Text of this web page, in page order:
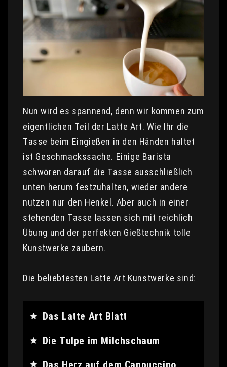
Nun wird es spannend, denn wir kommen zum
eigentlichen Teil der Latte Art. Wie Ihr die
Tasse beim Eingießen in den Händen haltet
ist Geschmackssache. Einige Barista
schwören darauf die Tasse ausschließlich
unten herum festzuhalten, wieder andere
nutzen nur den Henkel. Aber auch in einer
stehenden Tasse lassen sich mit reichlich
Übung und der perfekten Gießtechnik tolle
Kunstwerke zaubern.
Die beliebtesten Latte Art Kunstwerke sind:
Das Latte Art Blatt
Die Tulpe im Milchschaum